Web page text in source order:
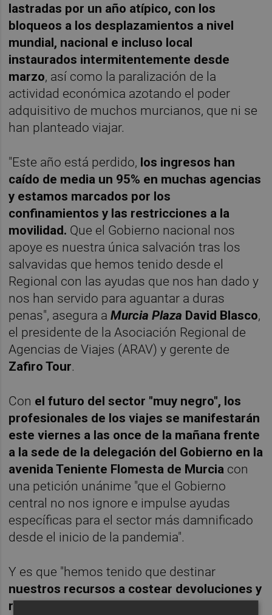
lastradas por un año atípico, con los
bloqueos a los desplazamientos a nivel
mundial, nacional e incluso local
instaurados intermitentemente desde
marzo, así como la paralización de la
actividad económica azotando el poder
adquisitivo de muchos murcianos, que ni se
han planteado viajar.
"Este año está perdido, los ingresos han
caído de media un 95% en muchas agencias
y estamos marcados por los
confinamientos y las restricciones a la
movilidad. Que el Gobierno nacional nos
apoye es nuestra única salvación tras los
salvavidas que hemos tenido desde el
Regional con las ayudas que nos han dado y
nos han servido para aguantar a duras
penas", asegura aMurcia Plaza David Blasco,
el presidente de la Asociación Regional de
Agencias de Viajes (ARAV) y gerente de
Zafiro Tour.
Con el futuro del sector "muy negro", los
profesionales de los viajes se manifestarán
este viernes a las once de la mañana frente
a la sede de la delegación del Gobierno en la
avenida Teniente Flomesta de Murcia con
una petición unánime "que el Gobierno
central no nos ignore e impulse ayudas
específicas para el sector más damnificado
desde el inicio de la pandemia".
Y es que "hemos tenido que destinar
nuestros recursos a costear devoluciones y
repatriaciones